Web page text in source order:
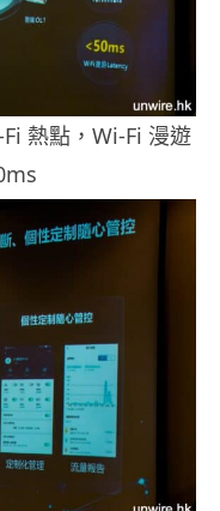
熱點，Wi-Fi 漫遊